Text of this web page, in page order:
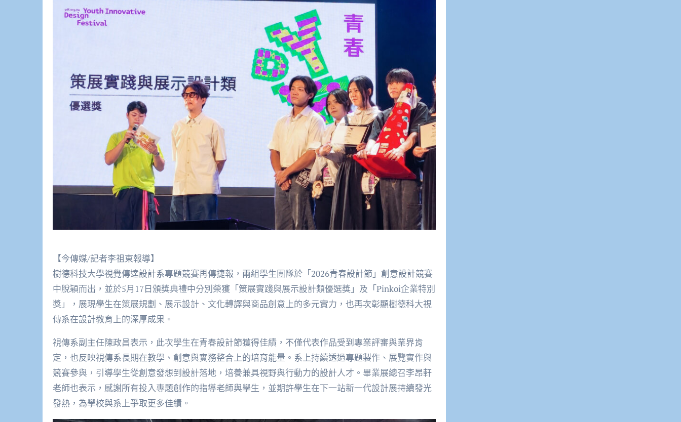
【今傳媒/記者李祖東報導】
樹德科技大學視覺傳達設計系專題競賽再傳捷報，兩組學生團隊於「2026青春設計節」創意設計競賽
中脫穎而出，並於5月17日頒獎典禮中分別榮獲「策展實踐與展示設計類優選獎」及「Pinkoi企業特別
獎」，展現學生在策展規劃、展示設計、文化轉譯與商品創意上的多元實力，也再次彰顯樹德科大視
傳系在設計教育上的深厚成果。
視傳系副主任陳政昌表示，此次學生在青春設計節獲得佳績，不僅代表作品受到專業評審與業界肯
定，也反映視傳系長期在教學、創意與實務整合上的培育能量。系上持續透過專題製作、展覽實作與
競賽參與，引導學生從創意發想到設計落地，培養兼具視野與行動力的設計人才。畢業展總召李昂軒
老師也表示，感謝所有投入專題創作的指導老師與學生，並期許學生在下一站新一代設計展持續發光
發熱，為學校與系上爭取更多佳績。